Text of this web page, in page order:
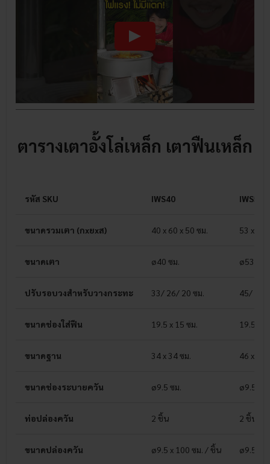
ตารางเตาอั้งโล่เหล็ก เตาฟืนเหล็ก
รหัส SKU IWS40 IWS53
ขนาดรวมเตา (กxยxส) 40 x 60 x 50 ซม. 53 x 70
ขนาดเตา ø40 ซม. ø53 ซม.
ปรับรอบวงสำหรับวางกระทะ 33/ 26/ 20 ซม. 45/ 39/
ขนาดช่องใส่ฟืน 19.5 x 15 ซม. 19.5 x
ขนาดฐาน 34 x 34 ซม. 46 x 46
ขนาดช่องระบายควัน ø9.5 ซม. ø9.5 ซม.
ท่อปล่องควัน 2 ชิ้น 2 ชิ้น
ขนาดปล่องควัน ø9.5 x 100 ซม. / ชิ้น ø9.5 x